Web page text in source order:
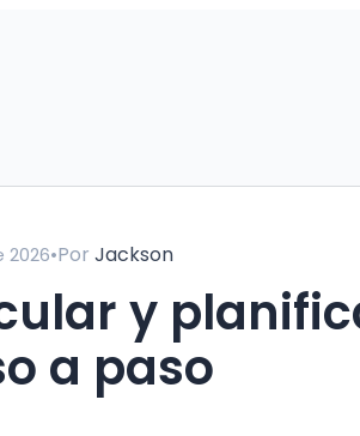
2026•Por Jackson
y
a paso